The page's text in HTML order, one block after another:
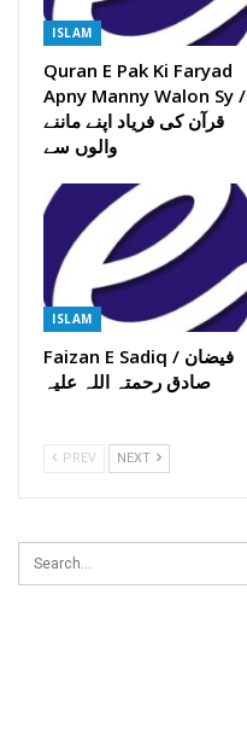
ISLAM
Quran E Pak Ki Faryad
Apny Manny Walon Sy /
قرآن کی فریاد اپنے ماننے
والوں سے
ISLAM
Faizan E Sadiq / فیضان
صادق رحمتہ اللہ علیہ
PREV NEXT